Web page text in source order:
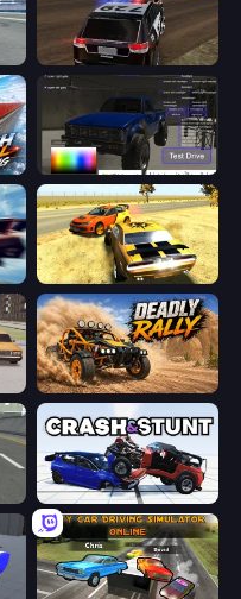
POLICE Chase Simulator
Car Inspector: Truck
3D Car Simulator
Deadly Rally
Crash & Stunt